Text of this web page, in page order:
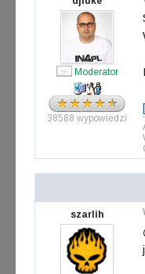
Moderator
38588 wypowiedzi
szarlih